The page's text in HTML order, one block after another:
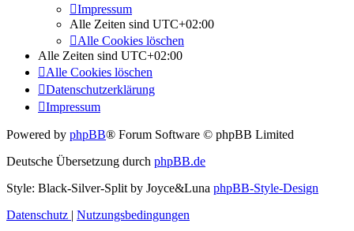
Impressum
Alle Zeiten sind UTC+02:00
Alle Cookies löschen
Alle Zeiten sind UTC+02:00
Alle Cookies löschen
Datenschutzerklärung
Impressum
Powered by phpBB® Forum Software © phpBB Limited
Deutsche Übersetzung durch phpBB.de
Style: Black-Silver-Split by Joyce&Luna phpBB-Style-Design
Datenschutz | Nutzungsbedingungen